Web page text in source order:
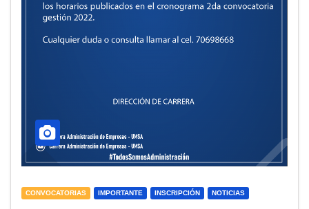
CONVOCATORIAS IMPORTANTE INSCRIPCIÓN NOTICIAS